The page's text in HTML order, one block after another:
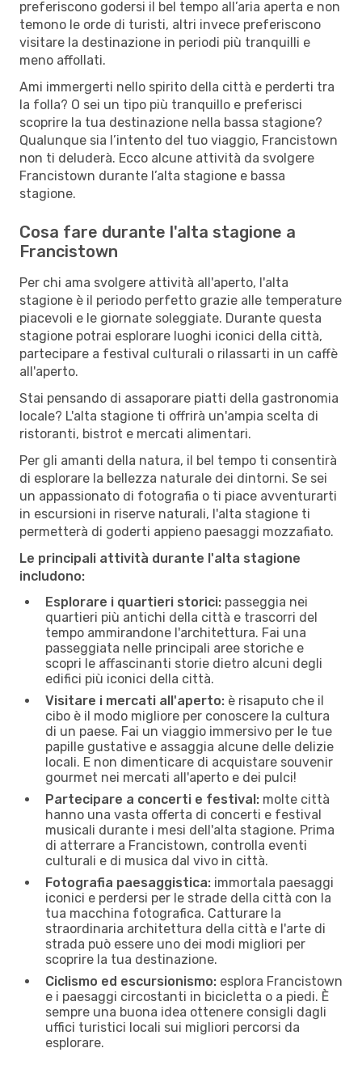
preferiscono godersi il bel tempo all’aria aperta e non
temono le orde di turisti, altri invece preferiscono
visitare la destinazione in periodi più tranquilli e
meno affollati.
Ami immergerti nello spirito della città e perderti tra
la folla? O sei un tipo più tranquillo e preferisci
scoprire la tua destinazione nella bassa stagione?
Qualunque sia l’intento del tuo viaggio, Francistown
non ti deluderà. Ecco alcune attività da svolgere
Francistown durante l’alta stagione e bassa
stagione.
Cosa fare durante l'alta stagione a
Francistown
Per chi ama svolgere attività all'aperto, l'alta
stagione è il periodo perfetto grazie alle temperature
piacevoli e le giornate soleggiate. Durante questa
stagione potrai esplorare luoghi iconici della città,
partecipare a festival culturali o rilassarti in un caffè
all'aperto.
Stai pensando di assaporare piatti della gastronomia
locale? L'alta stagione ti offrirà un'ampia scelta di
ristoranti, bistrot e mercati alimentari.
Per gli amanti della natura, il bel tempo ti consentirà
di esplorare la bellezza naturale dei dintorni. Se sei
un appassionato di fotografia o ti piace avventurarti
in escursioni in riserve naturali, l'alta stagione ti
permetterà di goderti appieno paesaggi mozzafiato.
Le principali attività durante l'alta stagione
includono:
Esplorare i quartieri storici: passeggia nei
quartieri più antichi della città e trascorri del
tempo ammirandone l'architettura. Fai una
passeggiata nelle principali aree storiche e
scopri le affascinanti storie dietro alcuni degli
edifici più iconici della città.
Visitare i mercati all'aperto: è risaputo che il
cibo è il modo migliore per conoscere la cultura
di un paese. Fai un viaggio immersivo per le tue
papille gustative e assaggia alcune delle delizie
locali. E non dimenticare di acquistare souvenir
gourmet nei mercati all'aperto e dei pulci!
Partecipare a concerti e festival: molte città
hanno una vasta offerta di concerti e festival
musicali durante i mesi dell'alta stagione. Prima
di atterrare a Francistown, controlla eventi
culturali e di musica dal vivo in città.
Fotografia paesaggistica: immortala paesaggi
iconici e perdersi per le strade della città con la
tua macchina fotografica. Catturare la
straordinaria architettura della città e l'arte di
strada può essere uno dei modi migliori per
scoprire la tua destinazione.
Ciclismo ed escursionismo: esplora Francistown
e i paesaggi circostanti in bicicletta o a piedi. È
sempre una buona idea ottenere consigli dagli
uffici turistici locali sui migliori percorsi da
esplorare.